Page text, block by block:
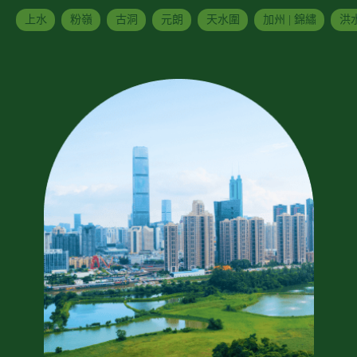
上水 粉嶺 古洞 元朗 天水圍 加州 | 錦繡 洪